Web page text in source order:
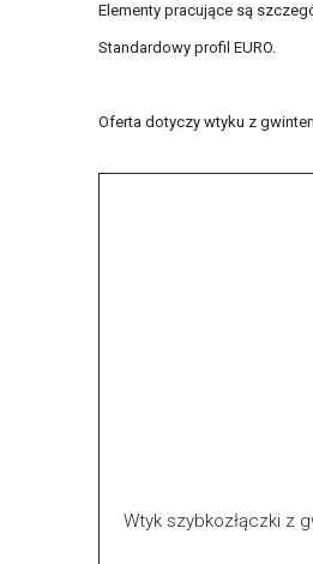
Elementy pracujące są
Standardowy profil EURO.
Oferta dotyczy wtyku z
Wtyk szybkozłączki z